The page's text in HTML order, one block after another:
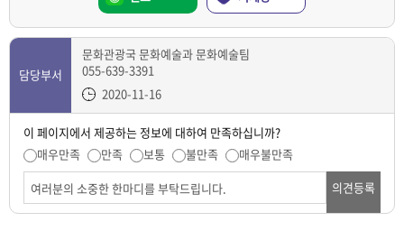
담당부서
문화관광국 문화예술과 문화예술팀
055-639-3391
2020-11-16
이 페이지에서 제공하는 정보에 대하여 만족하십니까?
매우만족
만족 보통 불만족
매우불만족
의견등록